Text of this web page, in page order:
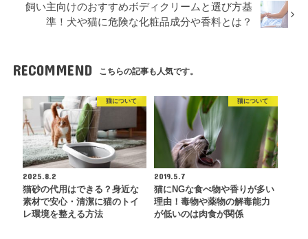
飼い主向けのおすすめボディクリームと選び方基
準！犬や猫に危険な化粧品成分や香料とは？
RECOMMEND こちらの記事も人気です。
猫について
2025.8.2
猫砂の代用はできる？身近な
素材で安心・清潔に猫のトイ
レ環境を整える方法
猫について
2019.5.7
猫にNGな食べ物や香りが多い
理由！毒物や薬物の解毒能力
が低いのは肉食が関係